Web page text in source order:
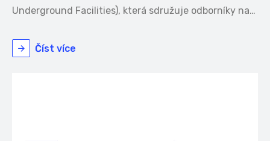
Underground Facilities), která sdružuje odborníky na…
Číst více